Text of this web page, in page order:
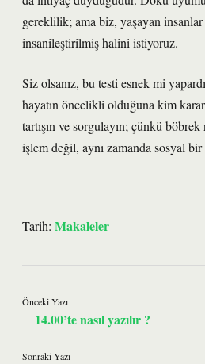
gereklilik; ama biz, yaşayan
insanileştirilmiş halini istiyoruz.
Siz olsanız, bu testi esnek mi
hayatın öncelikli olduğuna kim
tartışın ve sorgulayın; çünkü
işlem değil, aynı zamanda sosyal bir
Tarih: Makaleler
Önceki Yazı
14.00’te nasıl yazılır ?
Sonraki Yazı